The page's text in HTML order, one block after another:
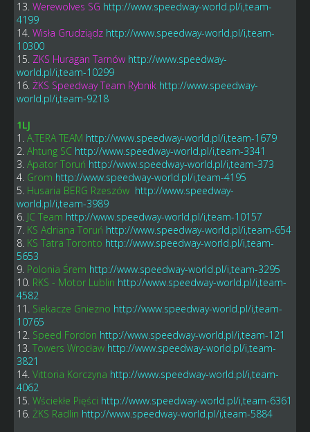
13. Werewolves SG http://www.speedway-world.pl/i,team-
4199
14. Wisła Grudziądz http://www.speedway-world.pl/i,team-
10300
15. ZKS Huragan Tarnów http://www.speedway-
world.pl/i,team-10299
16. ŻKS Speedway Team Rybnik http://www.speedway-
world.pl/i,team-9218
1LJ
1. A.TERA TEAM http://www.speedway-world.pl/i,team-1679
2. Ahtung SC http://www.speedway-world.pl/i,team-3341
3. Apator Toruń http://www.speedway-world.pl/i,team-373
4. Grom http://www.speedway-world.pl/i,team-4195
5. Husaria BERG Rzeszów http://www.speedway-
world.pl/i,team-3989
6. JC Team http://www.speedway-world.pl/i,team-10157
7. KS Adriana Toruń http://www.speedway-world.pl/i,team-654
8. KS Tatra Toronto http://www.speedway-world.pl/i,team-
5653
9. Polonia Śrem http://www.speedway-world.pl/i,team-3295
10. RKS - Motor Lublin http://www.speedway-world.pl/i,team-
4582
11. Siekacze Gniezno http://www.speedway-world.pl/i,team-
10765
12. Speed Fordon http://www.speedway-world.pl/i,team-121
13. Towers Wrocław http://www.speedway-world.pl/i,team-
3821
14. Vittoria Korczyna http://www.speedway-world.pl/i,team-
4062
15. Wściekłe Pięści http://www.speedway-world.pl/i,team-6361
16. ŻKS Radlin http://www.speedway-world.pl/i,team-5884